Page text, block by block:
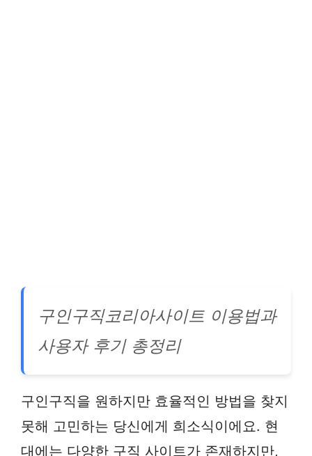
구인구직코리아사이트 이용법과
사용자 후기 총정리
구인구직을 원하지만 효율적인 방법을 찾지
못해 고민하는 당신에게 희소식이에요. 현
대에는 다양한 구직 사이트가 존재하지만,